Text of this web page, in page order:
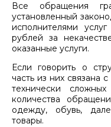
Все обращения
установленный
исполнителями
рублей за
оказанные услуги.
Если говорить о
часть из них связана
технически
количества
одежду, обувь,
товары.